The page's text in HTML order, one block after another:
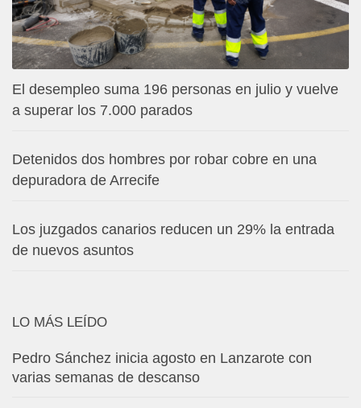
El desempleo suma 196 personas en julio y vuelve
a superar los 7.000 parados
Detenidos dos hombres por robar cobre en una
depuradora de Arrecife
Los juzgados canarios reducen un 29% la entrada
de nuevos asuntos
LO MÁS LEÍDO
Pedro Sánchez inicia agosto en Lanzarote con
varias semanas de descanso